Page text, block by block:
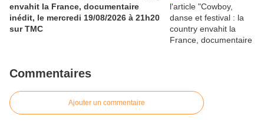
envahit la France, documentaire
inédit, le mercredi 19/08/2026 à 21h20
sur TMC
Commentaires
Ajouter un commentaire